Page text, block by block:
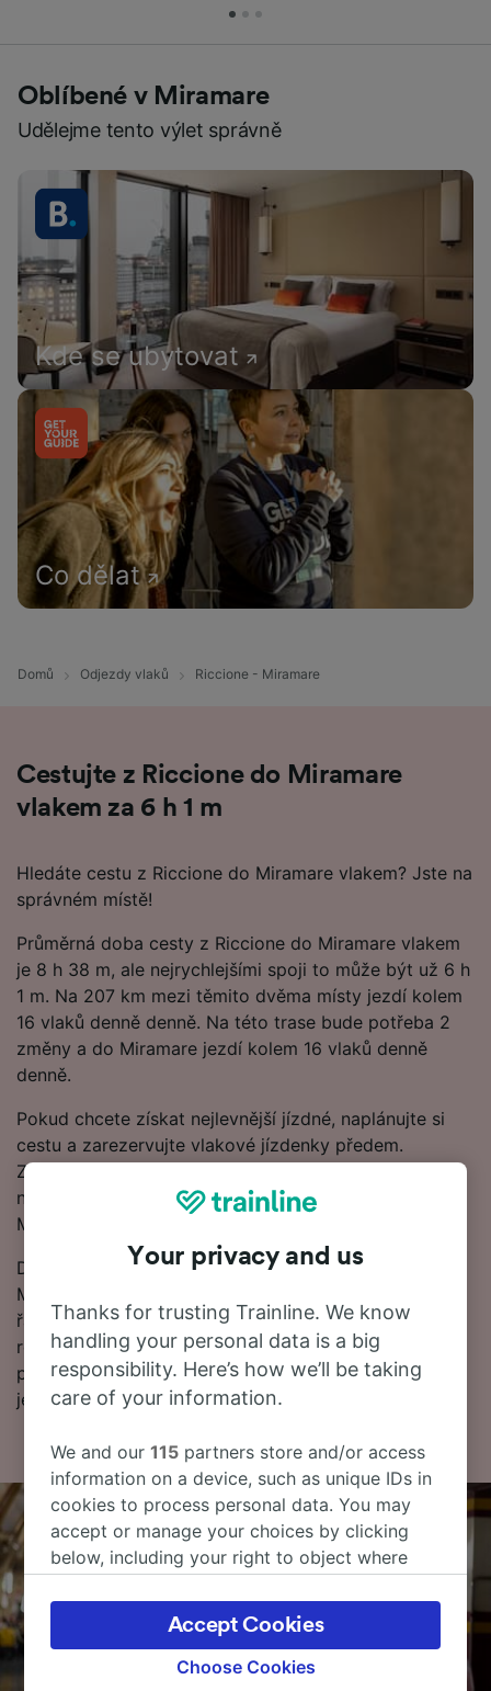
Oblíbené v Miramare
Udělejme tento výlet správně
Kde se ubytovat
Co dělat
Domů Odjezdy vlaků Riccione - Miramare
Cestujte z Riccione do Miramare
vlakem za 6 h 1 m
Hledáte cestu z Riccione do Miramare vlakem? Jste na
správném místě!
Průměrná doba cesty z Riccione do Miramare vlakem
je 8 h 38 m, ale nejrychlejšími spoji to může být už 6 h
1 m. Na 207 km mezi těmito dvěma místy jezdí kolem
16 vlaků denně denně. Na této trase bude potřeba 2
změny a do Miramare jezdí kolem 16 vlaků denně
denně.
Pokud chcete získat nejlevnější jízdné, naplánujte si
cestu a zarezervujte vlakové jízdenky předem.
Začněte hledat v našem Plánovači cest a podívejte se
na nejnovější ceny vlakových jízdenek z Riccione do
Miramare.
Dále najdete další informace o cestě vlakem do
Miramare, včetně často kladených otázek, jízdních
řádů s prvními a posledními odjezdy vlaků a tipy na
rezervaci levných vlakových jízdenek. Pokud jste
připraveni k rezervaci, začněte hledat jízdenky u nás
ještě dnes.
Your privacy and us
Thanks for trusting Trainline. We know
handling your personal data is a big
responsibility. Here’s how we’ll be taking
care of your information.
We and our115 partners store and/or access
information on a device, such as unique IDs in
cookies to process personal data. You may
accept or manage your choices by clicking
below, including your right to object where
the privacy policy page. These choices will be
signaled to our partners and will not affect
browsing data. Your data will not be used for
Choose Cookies
Accept Cookies